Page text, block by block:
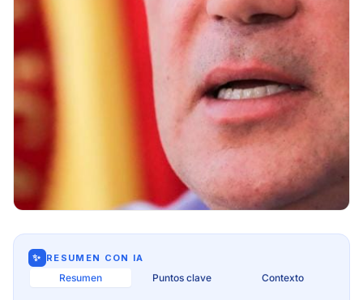
✨ RESUMEN CON IA
Resumen Puntos clave Contexto